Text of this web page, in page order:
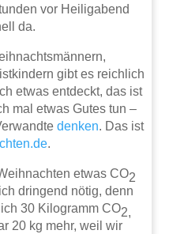
vor Heiligabend
da.
gibt es reichlich
etwas entdeckt, das ist
mal etwas Gutes tun –
denken. Das ist
.
etwas CO2
dringend nötig, denn
30 Kilogramm CO2,
20 kg mehr, weil wir